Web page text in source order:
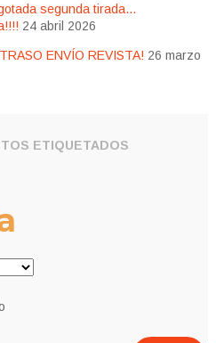
segunda tirada…
24 abril 2026
ENVÍO REVISTA! 26 marzo
ETIQUETADOS